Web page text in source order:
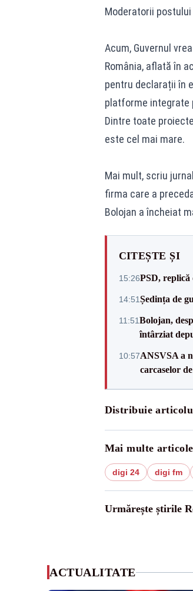
Moderatorii
Acum, Guvernul
România, aflată în
pentru declarații în
platforme integrate
Dintre toate
este cel mai mare.
Mai mult, scriu
firma care a
Bolojan a încheiat
CITEȘTE ȘI
15:26PSD,
14:51Ședința de
11:51Bolojan,
întârziat
10:57ANSVSA a
carcaselor
Distribuie
Mai multe
digi 24 digi fm
Urmărește știrile
ACTUALITATE